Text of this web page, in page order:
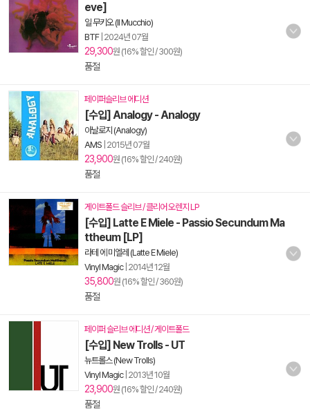
eve]
일 무키오 (Il Mucchio)
BTF| 2024년 07월
29,300원 (16% 할인 / 300원)
품절
페이퍼슬리브 에디션
[수입] Analogy - Analogy
아날로지 (Analogy)
AMS 2015년 07월
23,900원 (16% 할인 / 240원)
품절
게이트폴드 슬리브 / 클리어 오렌지 LP
[수입] Latte E Miele - Passio Secundum Ma
ttheum [LP]
라테 에 미엘레 (Latte E Miele)
Vinyl Magic| 2014년 12월
35,800원 (16% 할인 / 360원)
품절
페이퍼 슬리브 에디션 / 게이트폴드
[수입] New Trolls - UT
뉴트롤스 (New Trolls)
Vinyl Magic| 2013년 10월
23,900원 (16% 할인 / 240원)
품절